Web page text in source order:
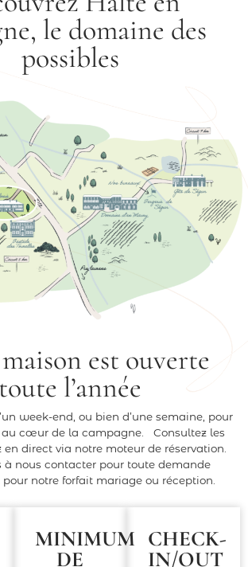
le domaine des
possibles
est ouverte
toute l’année
week-end, ou bien d’une semaine, pour
au cœur de la campagne. Consultez les
en direct via notre moteur de réservation.
à nous contacter pour toute demande
notre forfait mariage ou réception.
MINIMUM
DE
CHECK-
IN/OUT​